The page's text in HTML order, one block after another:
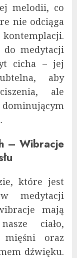
melodii, co
nie odciąga
kontemplacji.
do medytacji
cicha – jej
aby
ale
– Wibracje
które jest
medytacji
mają
ciało,
mięśni oraz
dźwięku.